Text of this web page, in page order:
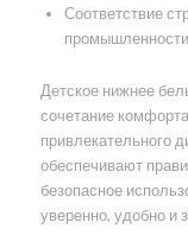
Соответствие
Детское нижнее
сочетание
привлекательного
обеспечивают
безопасное
уверенно, удобно